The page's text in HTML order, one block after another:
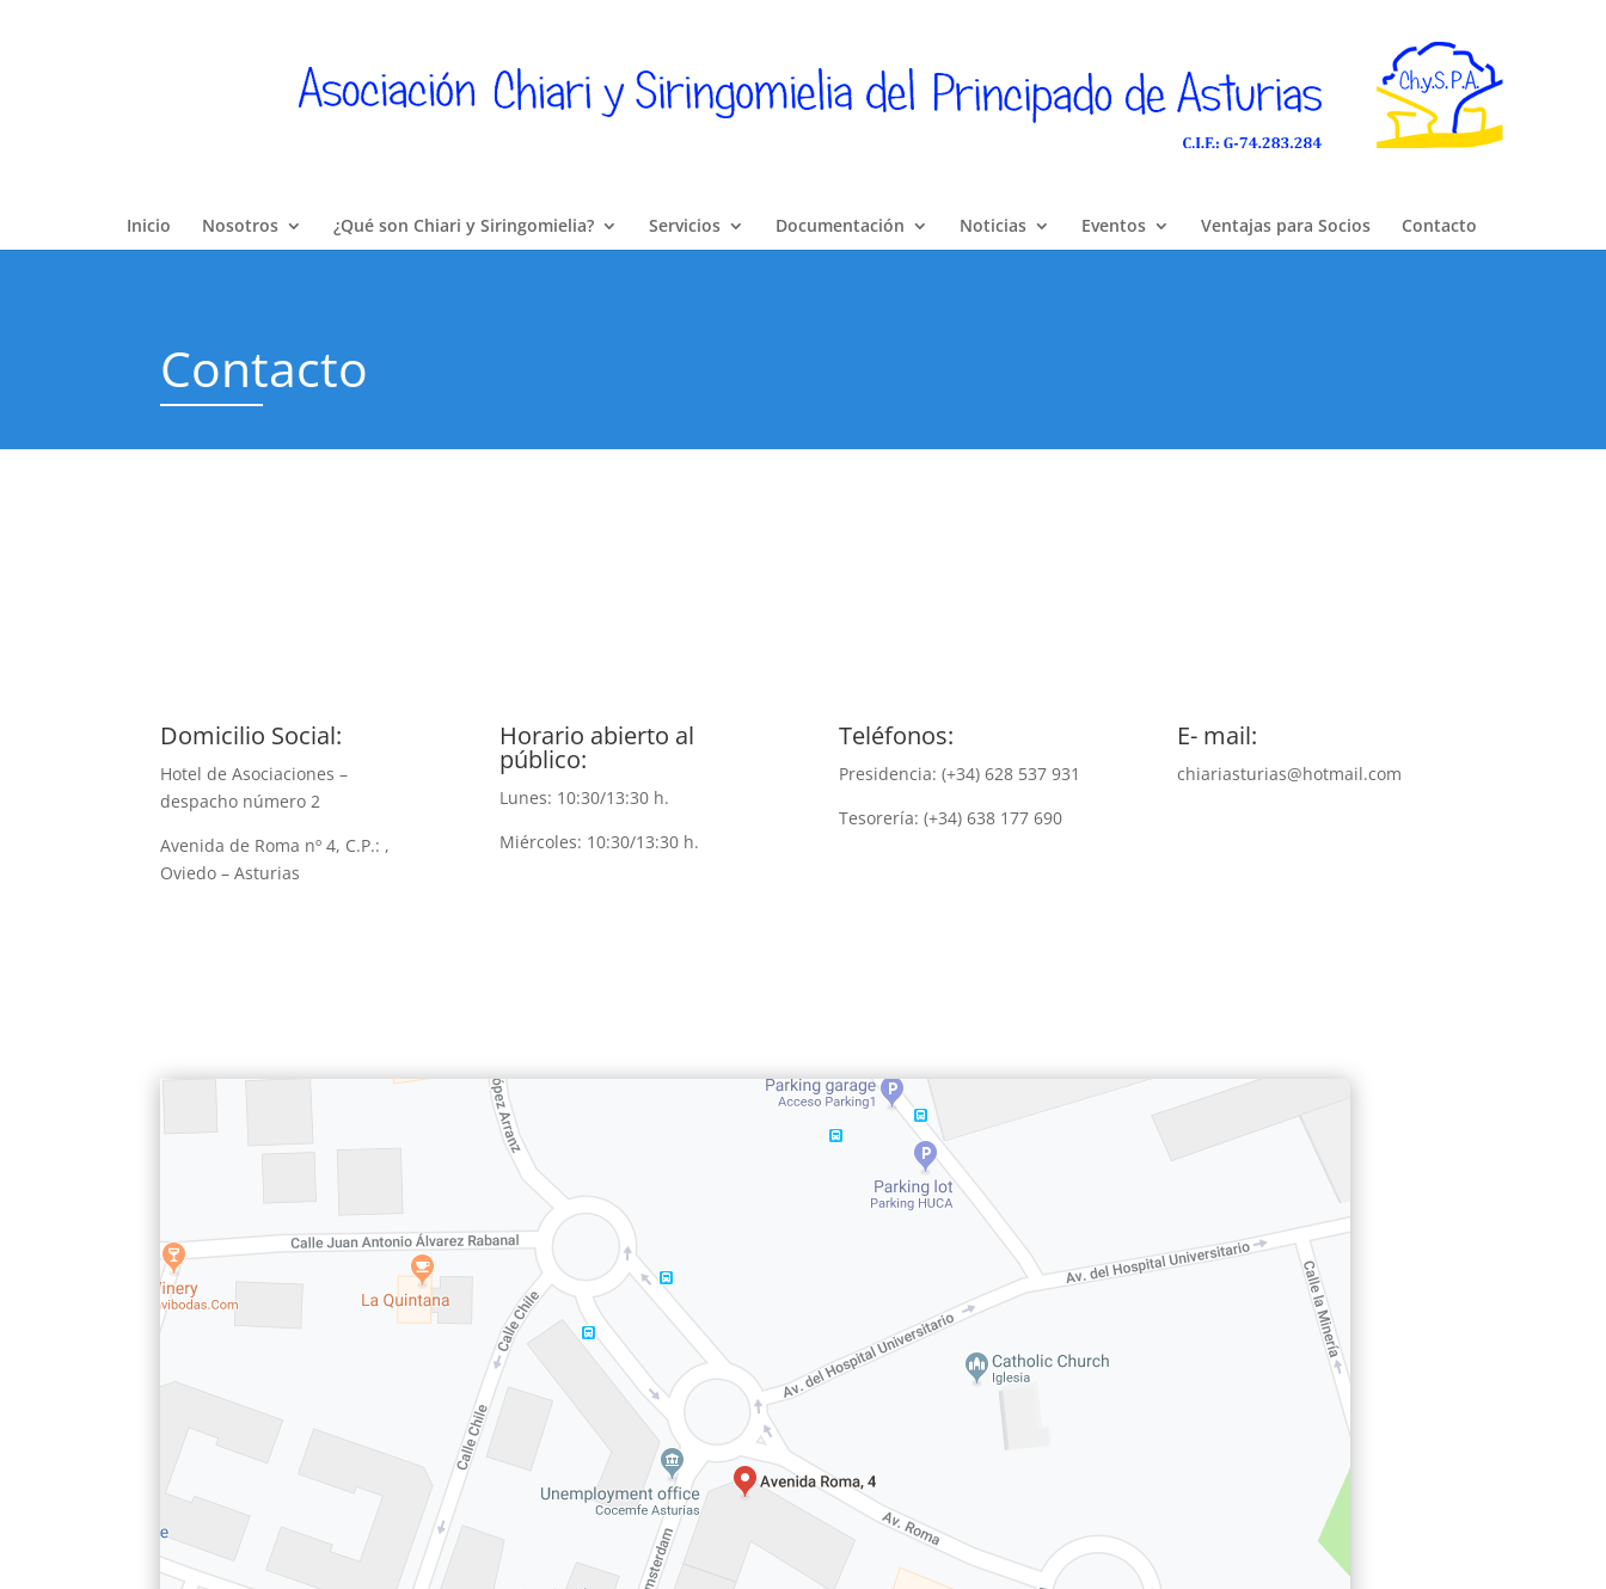
Inicio Nosotros ¿Qué son Chiari y Siringomielia? Servicios Documentación Noticias Eventos Ventajas para Socios Contacto
Contacto
Domicilio Social:
Hotel de Asociaciones –
despacho número 2
Avenida de Roma nº 4, C.P.: ,
Oviedo – Asturias
Horario abierto al
público:
Lunes: 10:30/13:30 h.
Miércoles: 10:30/13:30 h.
Teléfonos:
Presidencia: (+34) 628 537 931
Tesorería: (+34) 638 177 690
E- mail:
chiariasturias@hotmail.com